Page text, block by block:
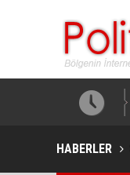
HABERLER